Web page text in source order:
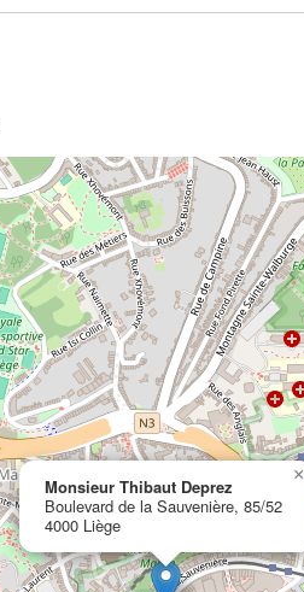
Monsieur Thibaut Deprez
Boulevard de la Sauvenière, 85/52
4000 Liège
×